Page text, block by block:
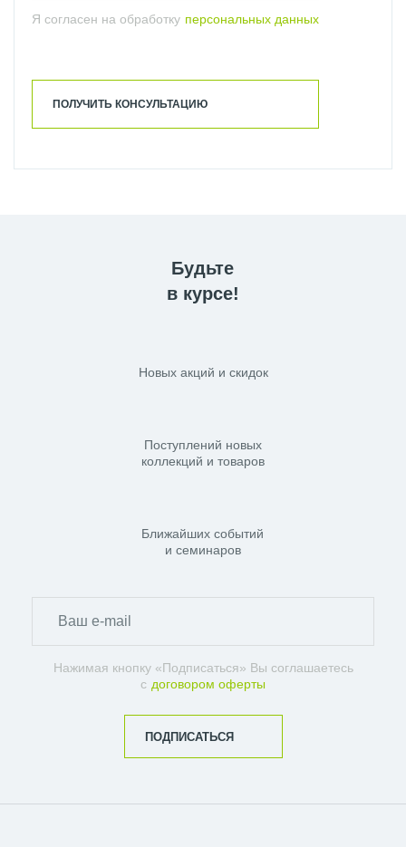
Я согласен на обработку персональных данных
ПОЛУЧИТЬ КОНСУЛЬТАЦИЮ
Будьте
в курсе!
Новых акций и скидок
Поступлений новых
коллекций и товаров
Ближайших событий
и семинаров
Нажимая кнопку «Подписаться» Вы соглашаетесь
с договором оферты
ПОДПИСАТЬСЯ